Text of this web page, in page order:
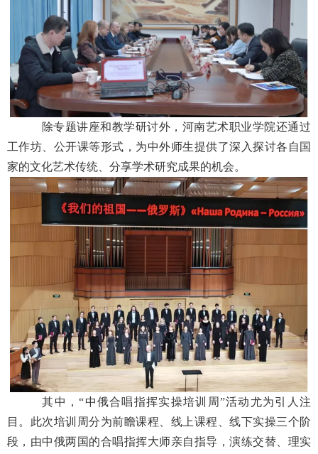
除专题讲座和教学研讨外，河南艺术职业学院还通过
工作坊、公开课等形式，为中外师生提供了深入探讨各自国
家的文化艺术传统、分享学术研究成果的机会。
其中，“中俄合唱指挥实操培训周”活动尤为引人注
目。此次培训周分为前瞻课程、线上课程、线下实操三个阶
段，由中俄两国的合唱指挥大师亲自指导，演练交替、理实